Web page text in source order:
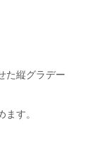
た縦グラデー
す。